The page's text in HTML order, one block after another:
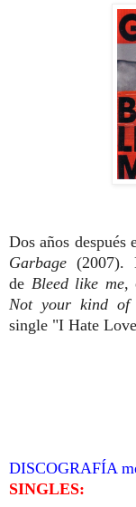
Dos años
Garbage (2007).
de Bleed like me,
Not your kind of
single "I Hate
DISCOGRAFÍA
SINGLES: